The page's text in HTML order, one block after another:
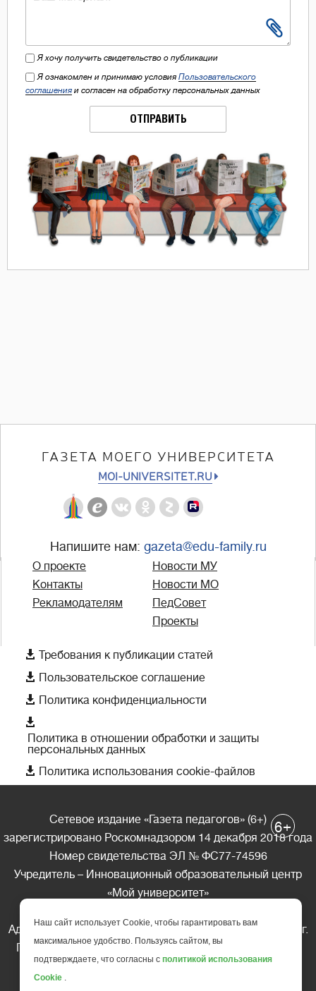
Я хочу получить свидетельство о публикации
Я ознакомлен и принимаю условия Пользовательского
соглашения и согласен на обработку персональных данных
ОТПРАВИТЬ
ГАЗЕТА МОЕГО УНИВЕРСИТЕТА
MOI-UNIVERSITET.RU
Напишите нам: gazeta@edu-family.ru
О проекте
Контакты
Рекламодателям
Новости МУ
Новости МО
ПедСовет
Проекты
 Требования к публикации статей
 Пользовательское соглашение
 Политика конфиденциальности

Политика в отношении обработки и защиты
персональных данных
 Политика использования cookie-файлов
Сетевое издание «Газета педагогов» (6+)
зарегистрировано Роскомнадзором 14 декабря 2018 года
Номер свидетельства ЭЛ № ФС77-74596
Учредитель – Инновационный образовательный центр
«Мой университет»
Адрес редакции: 185035 Россия, Республика Карелия, г.
Петрозаводск, ул. Фридриха Энгельса д.10, офис 211
Телефон редакции: +7 (499) 685-10-45
6+
Наш сайт использует Cookie, чтобы гарантировать вам
максимальное удобство. Пользуясь сайтом, вы
подтверждаете, что согласны с политикой использования
Cookie .